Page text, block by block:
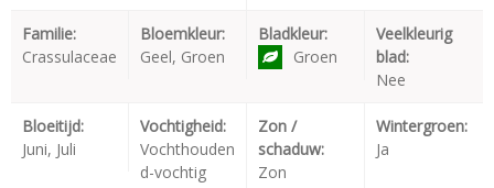
Familie:
Crassulaceae
Bloemkleur:
Geel, Groen
Bladkleur:
Groen
Veelkleurig
blad:
Nee
Bloeitijd:
Juni, Juli
Vochtigheid:
Vochthouden
d-vochtig
Zon /
schaduw:
Zon
Wintergroen:
Ja